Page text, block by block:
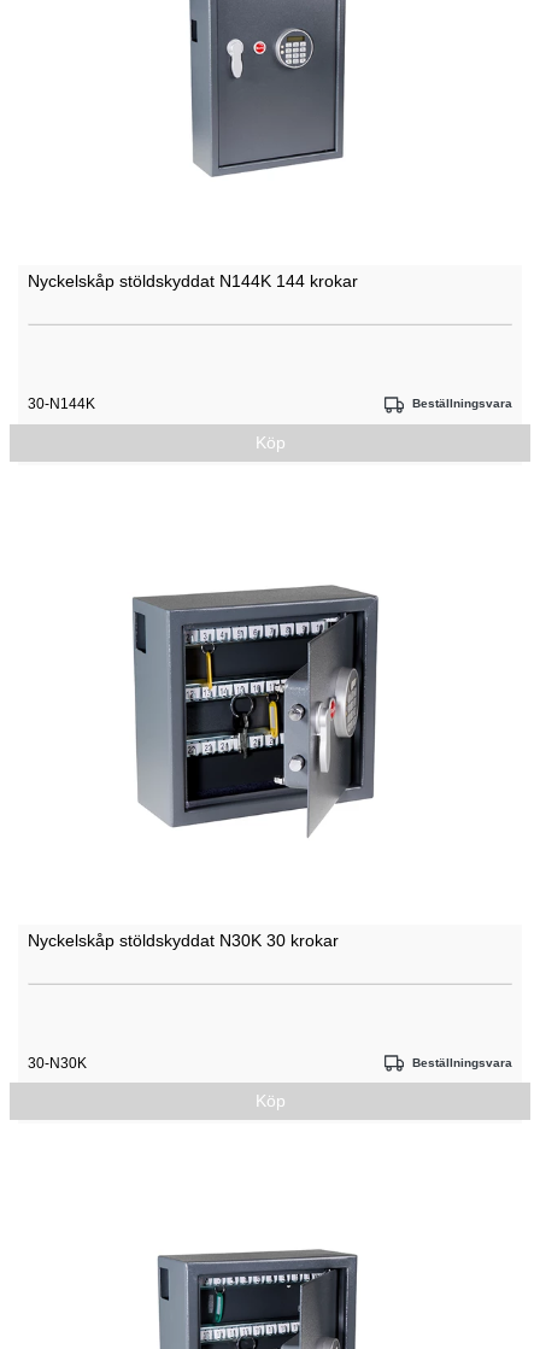
Nyckelskåp stöldskyddat N144K 144 krokar
30-N144K Beställningsvara
Köp
Nyckelskåp stöldskyddat N30K 30 krokar
30-N30K Beställningsvara
Köp